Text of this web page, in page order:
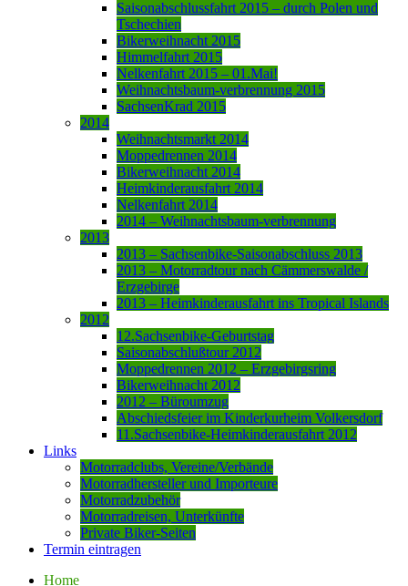
Saisonabschlussfahrt 2015 – durch Polen und
Tschechien
Bikerweihnacht 2015
Himmelfahrt 2015
Nelkenfahrt 2015 – 01.Mai!
Weihnachtsbaum-verbrennung 2015
SachsenKrad 2015
2014
Weihnachtsmarkt 2014
Moppedrennen 2014
Bikerweihnacht 2014
Heimkinderausfahrt 2014
Nelkenfahrt 2014
2014 – Weihnachtsbaum-verbrennung
2013
2013 – Sachsenbike-Saisonabschluss 2013
2013 – Motorradtour nach Cämmerswalde /
Erzgebirge
2013 – Heimkinderausfahrt ins Tropical Islands
2012
12.Sachsenbike-Geburtstag
Saisonabschlußtour 2012
Moppedrennen 2012 – Erzgebirgsring
Bikerweihnacht 2012
2012 – Büroumzug
Abschiedsfeier im Kinderkurheim Volkersdorf
11.Sachsenbike-Heimkinderausfahrt 2012
Links
Motorradclubs, Vereine/Verbände
Motorradhersteller und Importeure
Motorradzubehör
Motorradreisen, Unterkünfte
Private Biker-Seiten
Termin eintragen
Home